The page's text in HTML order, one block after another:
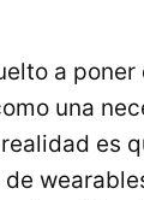
a poner
una
es